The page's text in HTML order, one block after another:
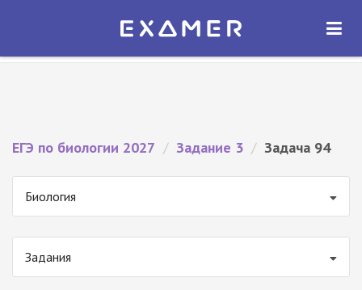
Экзамер — ЕГЭ 2027
ОТКРЫТЬ
ЕГЭ по биологии 2027 / Задание 3 / Задача 94
Биология
Задания